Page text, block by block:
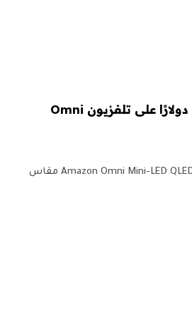
صفقة تلفزيون الجمعة السوداء المبكرة: وفر 125 دولارًا على تلفزيون Omni
وفر 125 دولارًا: اعتبارًا من 12 نوفمبر، يتوفر تلفزيون Amazon Omni Mini-LED QLED 4K Fire TV مقاس